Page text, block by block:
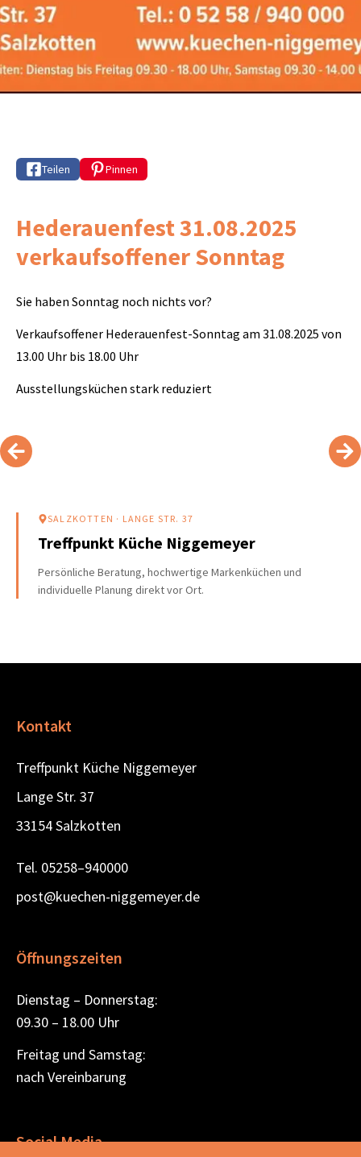
Teilen Pinnen
Hederauenfest 31.08.2025
verkaufsoffener Sonntag
Sie haben Sonntag noch nichts vor?
Verkaufsoffener Hederauenfest-Sonntag am 31.08.2025 von
13.00 Uhr bis 18.00 Uhr
Ausstellungsküchen stark reduziert
SALZKOTTEN · LANGE STR. 37
Treffpunkt Küche Niggemeyer
Persönliche Beratung, hochwertige Markenküchen und
individuelle Planung direkt vor Ort.
Kontakt
Treffpunkt Küche Niggemeyer
Lange Str. 37
33154 Salzkotten
Tel. 05258–940000
post@kuechen-niggemeyer.de
Öffnungszeiten
Dienstag – Donnerstag:
09.30 – 18.00 Uhr
Freitag und Samstag:
nach Vereinbarung
Social Media